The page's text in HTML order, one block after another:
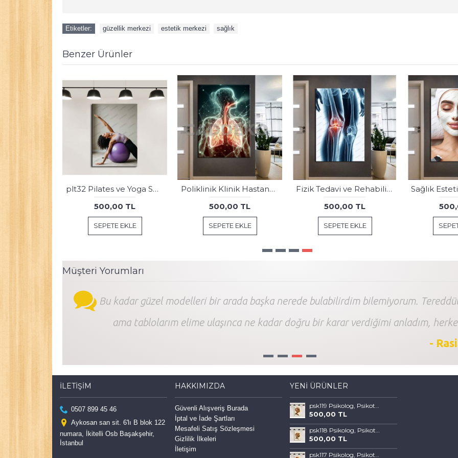
Etiketler: güzellik merkezi estetik merkezi sağlık
Benzer Ürünler
TL
Göz Hastanesi, Göz Sağlığı Merkezi Tabloları goz-42
500,00 TL
SEPETE EKLE
Ağız ve Diş Sağlığı Diş Tablosu Diş Hastanesi Dekorasyon Alp Dağları dsc526
500,00 TL
SEPETE EKLE
Ağız ve Diş Sağlığı Diş Tablosu Diş Hastanesi Dekorasyon Londra Big Ben dsc543
500,00 TL
SEPETE EKLE
Müşteri Yorumları
Bu kadar güzel modelleri bir arada başka nerede bulabilirdim bilemiyorum.
ama tablolarım elime ulaşınca ne kadar doğru bir karar verdiğimi anladım,
-
1 2 3 4
İLETIŞIM
0507 899 45 46
Aykosan san sit. 6'lı B blok 122
numara, İkitelli Osb Başakşehir,
İstanbul
HAKKIMIZDA
Güvenli Alışveriş Burada
İptal ve İade Şartları
Mesafeli Satış Sözleşmesi
Gizlilik İlkeleri
İletişim
YENI ÜRÜNLER
500,00 TL
500,00 TL